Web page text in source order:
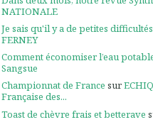
NATIONALE
Je sais qu'il y a de petites difficultés
FERNEY
Comment économiser l’eau
Sangsue
Championnat de France sur
Française des...
Toast de chèvre frais et betterave